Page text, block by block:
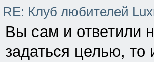
RE: Клуб любителей
Вы сам и ответили
задаться целью,